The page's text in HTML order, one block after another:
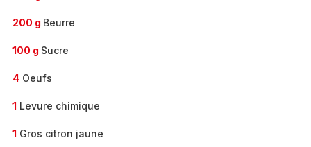
200 g Beurre
100 g Sucre
4 Oeufs
1 Levure chimique
1 Gros citron jaune